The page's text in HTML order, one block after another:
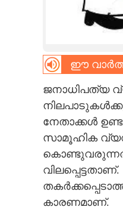
CARTOONS
LITERATURE
CONTACT US
ഈ
ജനാധിപത്യ
നേതാക്കൾ
സാമൂഹിക
കാരണമാണ്.